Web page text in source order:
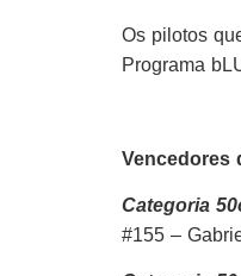
Os pilotos
Programa
Vencedores
Categoria
#155 –